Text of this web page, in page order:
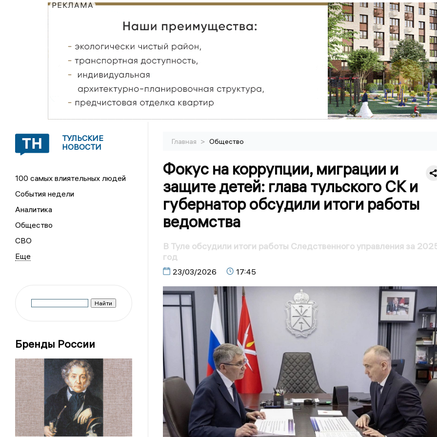
РЕКЛАМА
ТУЛЬСКИЕ
НОВОСТИ
100 самых влиятельных людей
События недели
Аналитика
Общество
СВО
Бренды России
Главная > Общество
Фокус на коррупции, миграции и
защите детей: глава тульского СК и
губернатор обсудили итоги работы
ведомства
В Туле обсудили итоги работы Следственного управления за
год
23/03/2026 17:45